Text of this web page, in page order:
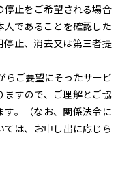
止をご希望される場合
人であることを確認した
止、消去又は第三者提
らご要望にそったサービ
ますので、ご理解とご協
。（なお、関係法令に
は、お申し出に応じら